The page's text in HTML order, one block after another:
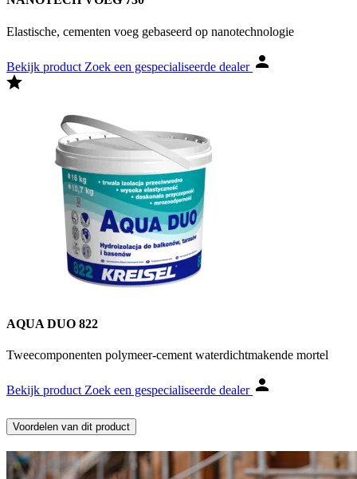
Elastische, cementen voeg gebaseerd op nanotechnologie
Bekijk product Zoek een gespecialiseerde dealer
AQUA DUO 822
Tweecomponenten polymeer-cement waterdichtmakende mortel
Bekijk product Zoek een gespecialiseerde dealer
Voordelen van dit product